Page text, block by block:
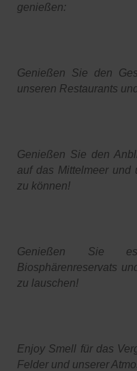
genießen:
Genießen Sie den
unseren Restaurants
Genießen Sie den
auf das Mittelmeer und
zu können!
Genießen Sie
Biosphärenreservats
zu lauschen!
Enjoy Smell für das
Felder und unserer